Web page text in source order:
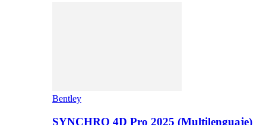
Bentley
SYNCHRO 4D Pro 2025 (Multilenguaje)